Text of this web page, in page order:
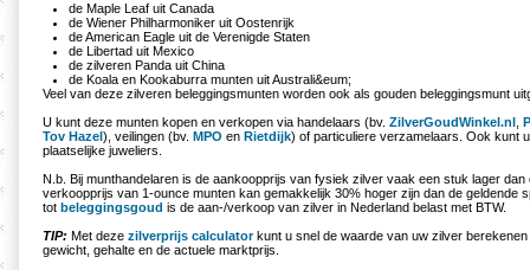
de Maple Leaf uit Canada
de Wiener Philharmoniker uit Oostenrijk
de American Eagle uit de Verenigde Staten
de Libertad uit Mexico
de zilveren Panda uit China
de Koala en Kookaburra munten uit Australi&eum;
Veel van deze zilveren beleggingsmunten worden ook als gouden beleggingsmunt
U kunt deze munten kopen en verkopen via handelaars (bv. ZilverGoudWinkel.nl
Tov Hazel), veilingen (bv. MPO en Rietdijk) of particuliere verzamelaars. Ook kunt
plaatselijke juweliers.
N.b. Bij munthandelaren is de aankoopprijs van fysiek zilver vaak een stuk lager
verkoopprijs van 1-ounce munten kan gemakkelijk 30% hoger zijn dan de geldende
tot beleggingsgoud is de aan-/verkoop van zilver in Nederland belast met BTW.
TIP: Met deze zilverprijs calculatorkunt u snel de waarde van uw zilver
gewicht, gehalte en de actuele marktprijs.